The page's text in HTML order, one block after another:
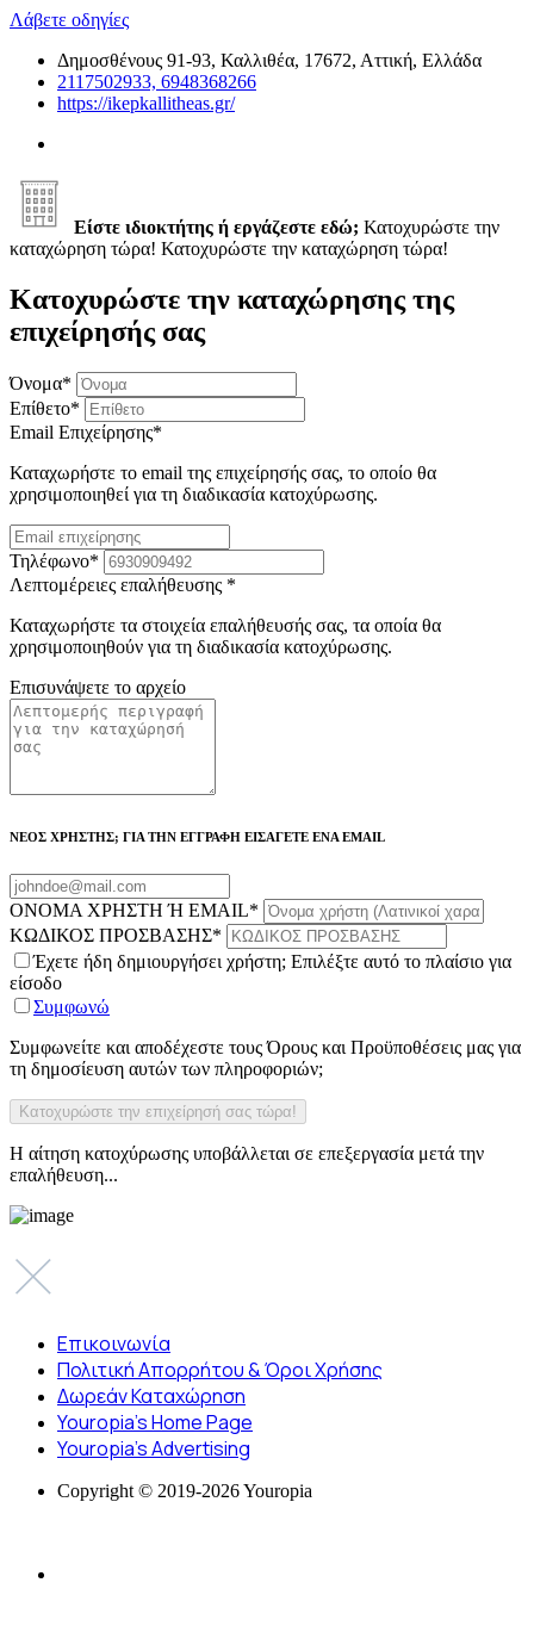
Λάβετε οδηγίες
Δημοσθένους 91-93, Καλλιθέα, 17672, Αττική, Ελλάδα
2117502933, 6948368266
https://ikepkallitheas.gr/
Είστε ιδιοκτήτης ή εργάζεστε εδώ; Κατοχυρώστε την
καταχώρηση τώρα! Κατοχυρώστε την καταχώρηση τώρα!
Κατοχυρώστε την καταχώρησης της
επιχείρησής σας
Όνομα*
Επίθετο*
Email Επιχείρησης*
Καταχωρήστε το email της επιχείρησής σας, το οποίο θα
χρησιμοποιηθεί για τη διαδικασία κατοχύρωσης.
Τηλέφωνο*
Λεπτομέρειες επαλήθευσης *
Καταχωρήστε τα στοιχεία επαλήθευσής σας, τα οποία θα
χρησιμοποιηθούν για τη διαδικασία κατοχύρωσης.
Επισυνάψετε το αρχείο
ΝΕΟΣ ΧΡΗΣΤΗΣ; ΓΙΑ ΤΗΝ ΕΓΓΡΑΦΗ ΕΙΣΑΓΕΤΕ ΕΝΑ EMAIL
ΟΝΟΜΑ ΧΡΗΣΤΗ Ή EMAIL*
ΚΩΔΙΚΟΣ ΠΡΟΣΒΑΣΗΣ*
Έχετε ήδη δημιουργήσει χρήστη; Επιλέξτε αυτό το πλαίσιο για
είσοδο
Συμφωνώ
Συμφωνείτε και αποδέχεστε τους Όρους και Προϋποθέσεις μας για
τη δημοσίευση αυτών των πληροφοριών;
Η αίτηση κατοχύρωσης υποβάλλεται σε επεξεργασία μετά την
επαλήθευση...
Επικοινωνία
Πολιτική Απορρήτου & Όροι Χρήσης
Δωρεάν Καταχώρηση
Youropia’s Home Page
Youropia’s Advertising
Copyright © 2019-2026 Youropia